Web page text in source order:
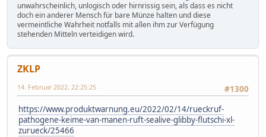
unwahrscheinlich, unlogisch oder hirnrissig sein, als dass es nicht
doch ein anderer Mensch für bare Münze halten und diese
vermeintliche Wahrheit notfalls mit allen ihm zur Verfügung
stehenden Mitteln verteidigen wird.
ZKLP
#1300
14. Februar 2022, 22:25:25
https://www.produktwarnung.eu/2022/02/14/rueckruf-
pathogene-keime-van-manen-ruft-sealive-glibby-flutschi-xl-
zurueck/25466